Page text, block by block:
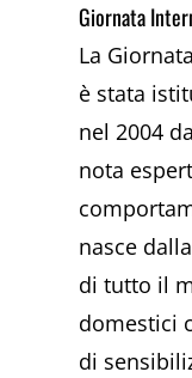
Giornata
La
è stata
nel 2004 da
nota
nasce
di tutto il
domestici
di